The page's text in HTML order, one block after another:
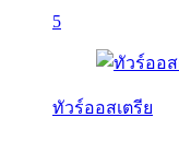
5
ทัวร์ออสเตรีย